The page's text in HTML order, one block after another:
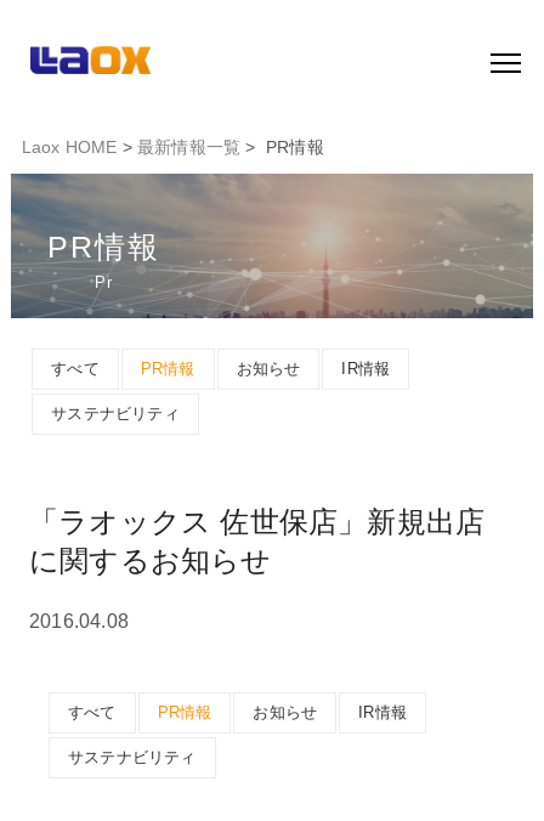
Laox HOME > 最新情報一覧 > PR情報
PR情報
Pr
すべて PR情報 お知らせ IR情報
サステナビリティ
「ラオックス 佐世保店」新規出店
に関するお知らせ
2016.04.08
すべて PR情報 お知らせ IR情報
サステナビリティ